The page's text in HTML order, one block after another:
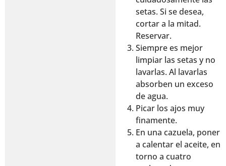
setas. Si se desea,
cortar a la mitad.
Reservar.
Siempre es mejor
limpiar las setas y no
lavarlas. Al lavarlas
absorben un exceso
de agua.
Picar los ajos muy
finamente.
En una cazuela, poner
a calentar el aceite, en
torno a cuatro